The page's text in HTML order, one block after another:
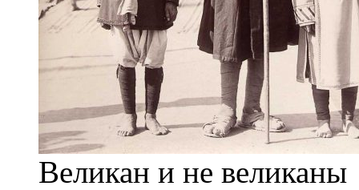
Великан и не великаны